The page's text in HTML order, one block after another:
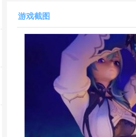
深入剧情：ViciNeko原神系列带来了
简单互动：游戏采用简单而有趣的互
角色互动：玩家可以选择与各种史莱
原神vicineko最新版 特色
1、多种游戏技能可以组合增强，也
2、精彩的角色冒险秀，风景优美，各
游戏截图